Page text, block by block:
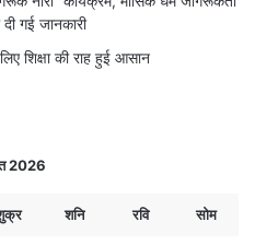
गई जानकारी
शिक्षा की राह हुई आसान
2026
शनि रवि सोम